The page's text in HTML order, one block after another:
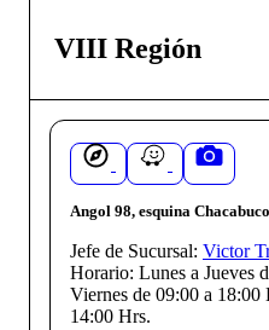
VIII Región
Angol 98, esquina Chacabuco
Jefe de Sucursal: Victor
Horario: Lunes a Jueves
Viernes de 09:00 a 18:00
14:00 Hrs.